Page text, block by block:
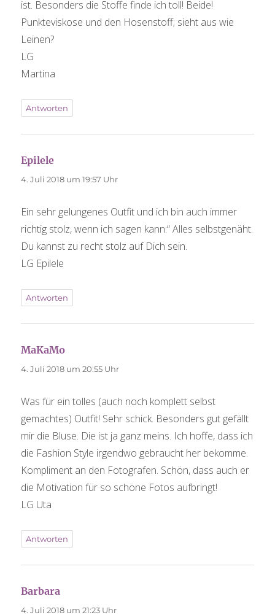
ist. Besonders die Stoffe finde ich toll! Beide!
Punkteviskose und den Hosenstoff; sieht aus wie
Leinen?
LG
Martina
Antworten
Epilele
4. Juli 2018 um 19:57 Uhr
Ein sehr gelungenes Outfit und ich bin auch immer
richtig stolz, wenn ich sagen kann:“ Alles selbstgenäht.
Du kannst zu recht stolz auf Dich sein.
LG Epilele
Antworten
MaKaMo
4. Juli 2018 um 20:55 Uhr
Was für ein tolles (auch noch komplett selbst
gemachtes) Outfit! Sehr schick. Besonders gut gefällt
mir die Bluse. Die ist ja ganz meins. Ich hoffe, dass ich
die Fashion Style irgendwo gebraucht her bekomme.
Kompliment an den Fotografen. Schön, dass auch er
die Motivation für so schöne Fotos aufbringt!
LG Uta
Antworten
Barbara
4. Juli 2018 um 21:23 Uhr